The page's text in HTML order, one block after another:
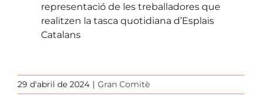
representació de les treballadores que
realitzen la tasca quotidiana d’Esplais
Catalans
29 d'abril de 2024 | Gran Comitè